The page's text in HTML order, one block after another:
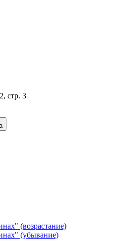
стр. 3
(возрастание)
(убывание)